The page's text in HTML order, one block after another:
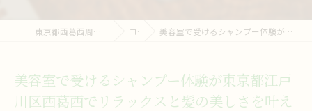
東京都西葛西周辺の美容室ならprivate salon trinity コラム 美容室で受けるシャンプー体験が東京都江戸川区西葛西でリラックスと髪の美しさを叶える理由
美容室で受けるシャンプー体験が東京都江戸
川区西葛西でリラックスと髪の美しさを叶え